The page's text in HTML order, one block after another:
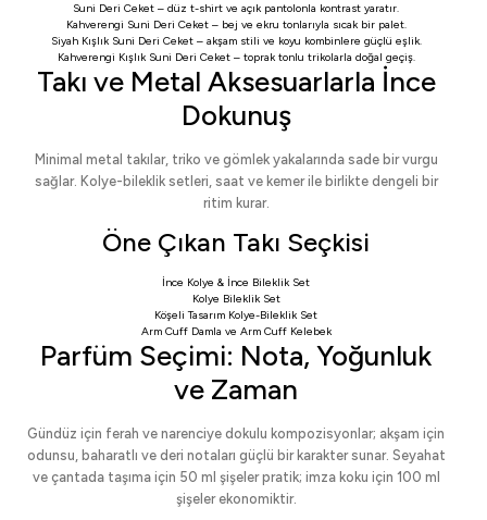
Suni Deri Ceket – düz t-shirt ve açık pantolonla kontrast yaratır.
Kahverengi Suni Deri Ceket– bej ve ekru tonlarıyla sıcak bir palet.
Siyah Kışlık Suni Deri Ceket– akşam stili ve koyu kombinlere güçlü eşlik.
Kahverengi Kışlık Suni Deri Ceket– toprak tonlu trikolarla doğal geçiş.
Takı ve Metal Aksesuarlarla İnce
Dokunuş
Minimal metal takılar, triko ve gömlek yakalarında sade bir vurgu
sağlar. Kolye-bileklik setleri, saat ve kemer ile birlikte dengeli bir
ritim kurar.
Öne Çıkan Takı Seçkisi
İnce Kolye & İnce Bileklik Set
Kolye Bileklik Set
Köşeli Tasarım Kolye-Bileklik Set
Arm Cuff Damlave Arm Cuff Kelebek
Parfüm Seçimi: Nota, Yoğunluk
ve Zaman
Gündüz için ferah ve narenciye dokulu kompozisyonlar; akşam için
odunsu, baharatlı ve deri notaları güçlü bir karakter sunar. Seyahat
ve çantada taşıma için 50 ml şişeler pratik; imza koku için 100 ml
şişeler ekonomiktir.